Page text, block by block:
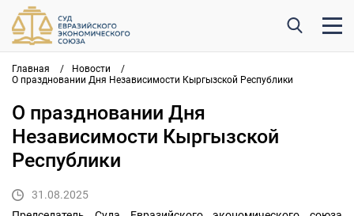
Главная / Новости
/
О праздновании Дня Независимости Кыргызской Республики
О праздновании Дня
Независимости Кыргызской
Республики
31.08.2025